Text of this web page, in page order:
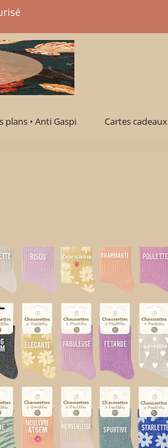
plans • Anti Gaspi Cartes cadeaux